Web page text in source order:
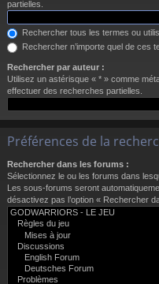
partielles.
Rechercher tous les termes ou
Rechercher n’importe quel de ces
Rechercher par auteur :
Utilisez un astérisque « * » comme
effectuer des recherches partielles.
Préférences de la
Rechercher dans les forums :
Sélectionnez le ou les forums dans
Les sous-forums seront
désactivez pas l’option « Rechercher